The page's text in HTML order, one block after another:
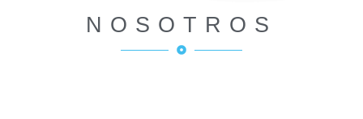
NOSOTROS